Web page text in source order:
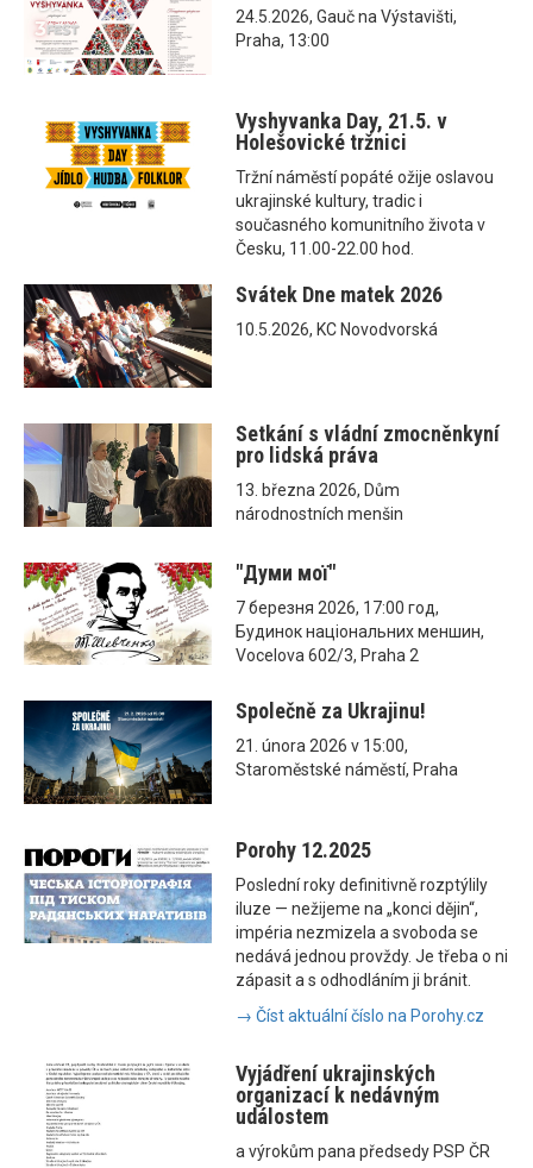
24.5.2026, Gauč na Výstavišti,
Praha, 13:00
Vyshyvanka Day, 21.5. v
Holešovické tržnici
Tržní náměstí popáté ožije oslavou
ukrajinské kultury, tradic i
současného komunitního života v
Česku, 11.00-22.00 hod.
Svátek Dne matek 2026
10.5.2026, KC Novodvorská
Setkání s vládní zmocněnkyní
pro lidská práva
13. března 2026, Dům
národnostních menšin
"Думи мої"
7 березня 2026, 17:00 год,
Будинок національних меншин,
Vocelova 602/3, Praha 2
Společně za Ukrajinu!
21. února 2026 v 15:00,
Staroměstské náměstí, Praha
Porohy 12.2025
Poslední roky definitivně rozptýlily
iluze — nežijeme na „konci dějin“,
impéria nezmizela a svoboda se
nedává jednou provždy. Je třeba o ni
zápasit a s odhodláním ji bránit.
→ Číst aktuální číslo na Porohy.cz
Vyjádření ukrajinských
organizací k nedávným
událostem
a výrokům pana předsedy PSP ČR